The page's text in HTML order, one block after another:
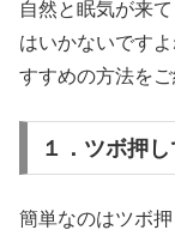
自然と眠気が来
はいかないです
すすめの方法をご
１．ツボ押
簡単なのはツボ